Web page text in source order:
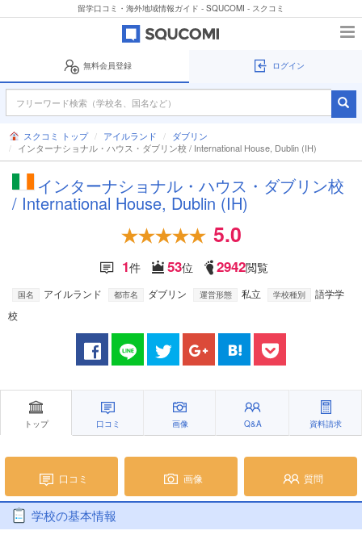
留学口コミ・海外地域情報ガイド - SQUCOMI - スクコミ
無料会員登録 ログイン
スクコミ トップ アイルランド
ダブリン
インターナショナル・ハウス・ダブリン校 / International House, Dublin (IH)
インターナショナル・ハウス・ダブリン校
/ International House, Dublin (IH)
5.0
1件 53位 2942閲覧
国名 アイルランド 都市名 ダブリン 運営形態 私立 学校種別
語学学
校
トップ 口コミ 画像 Q&A 資料請求
口コミ 画像 質問
学校の基本情報